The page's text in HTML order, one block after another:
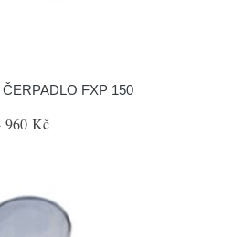
FXP 150
960 Kč